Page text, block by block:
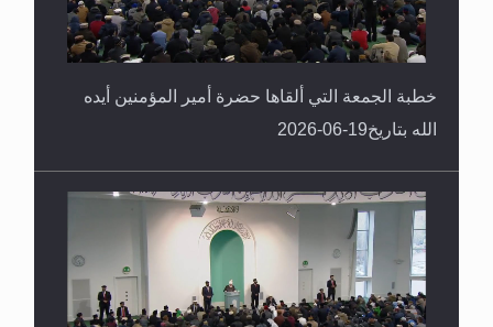
خطبة الجمعة التي ألقاها حضرة أمير المؤمنين أيده
الله بتاريخ19-06-2026